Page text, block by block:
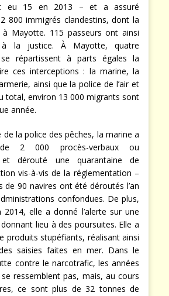
eu 15 en 2013 – et a assuré
800 immigrés clandestins, dont la
Mayotte. 115 passeurs ont ainsi
la justice. À Mayotte, quatre
se répartissent à parts égales la
ces interceptions : la marine, la
ainsi que la police de l’air et
total, environ 13 000 migrants sont
année.
de la police des pêches, la marine a
2 000 procès-verbaux ou
et dérouté une quarantaine de
vis-à-vis de la réglementation –
de 90 navires ont été déroutés l’an
confondues. De plus,
elle a donné l’alerte sur une
lieu à des poursuites. Elle a
produits stupéfiants, réalisant ainsi
saisies faites en mer. Dans le
contre le narcotrafic, les années
ressemblent pas, mais, au cours
ce sont plus de 32 tonnes de